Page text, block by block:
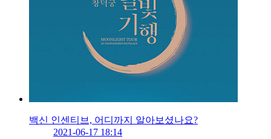
백신 인센티브, 어디까지 알아보셨나요?
2021-06-17 18:14